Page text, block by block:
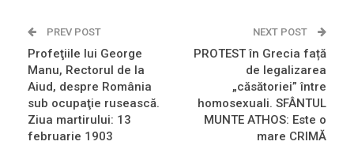
PREV POST
Profeţiile lui George
Manu, Rectorul de la
Aiud, despre România
sub ocupaţie rusească.
Ziua martirului: 13
februarie 1903
NEXT POST
PROTEST în Grecia față
de legalizarea
„căsătoriei” între
homosexuali. SFÂNTUL
MUNTE ATHOS: Este o
mare CRIMĂ